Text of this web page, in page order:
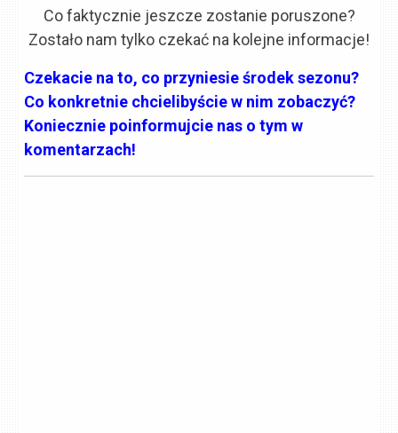
Co faktycznie jeszcze zostanie poruszone?
Zostało nam tylko czekać na kolejne informacje!
Czekacie na to, co przyniesie środek sezonu?
Co konkretnie chcielibyście w nim zobaczyć?
Koniecznie poinformujcie nas o tym w
komentarzach!